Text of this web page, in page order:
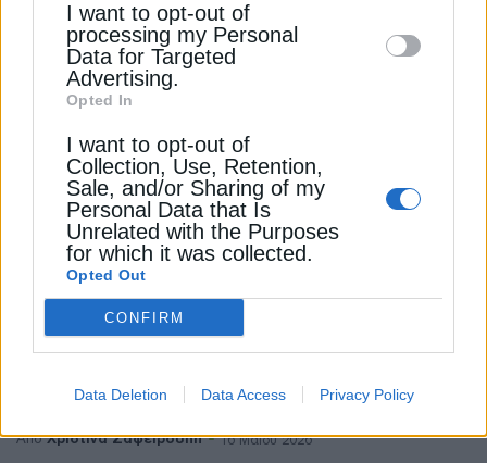
disclose it to other third parties.
I want to opt-out of
processing my Personal
Data for Targeted
Advertising.
Opted In
I want to opt-out of
Collection, Use, Retention,
Sale, and/or Sharing of my
Personal Data that Is
Unrelated with the Purposes
for which it was collected.
Opted Out
CONFIRM
Data Deletion Data Access Privacy Policy
ΧΡΗΣΤΙΚΑ
Αλλάζω Σύστημα Θέρμανσης και
Θερμοσίφωνα: Στο 90% του
στόχου για τους θερμοσίφωνες
Πώς τρέχει το πρόγραμμα Αλλάζω σύστημα
διαμορφώνονται τα κόστη ανά τεχνολογία
Από Χριστίνα Ζαφειρούλη 16 Μαΐου 2026